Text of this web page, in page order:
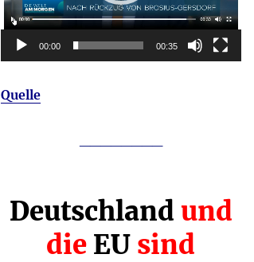
00:00 00:35
Quelle
Deutschland und
die EU sind